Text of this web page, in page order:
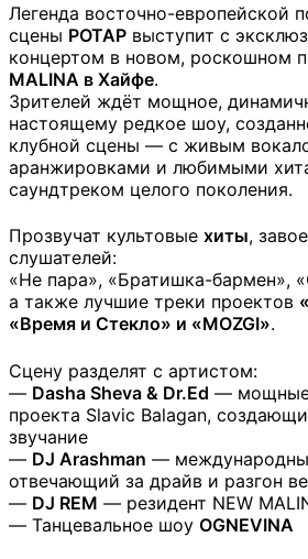
Легенда восточно-европейской
сцены POTAP выступит с
концертом в новом, роскошном
MALINA в Хайфе.
Зрителей ждёт мощное,
настоящему редкое шоу,
клубной сцены — с живым
аранжировками и любимыми
саундтреком целого поколения.
Прозвучат культовые хиты,
слушателей:
«Не пара», «Братишка-бармен»,
а также лучшие треки проектов
«Время и Стекло» и «MOZGI».
Сцену разделят с артистом:
— Dasha Sheva & Dr.Ed — мощные
проекта Slavic Balagan,
звучание
— DJ Arashman —
отвечающий за драйв и разгон
— DJ REM — резидент NEW
— Танцевальное шоу OGNEVINA